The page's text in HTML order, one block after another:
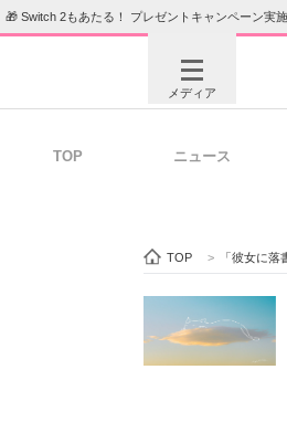
🎁 Switch 2もあたる！ プレゼントキャンペーン実施
メディア
ビジネスと働き
ITエンジニア向
TOP ニュース
TOP > 「彼女に